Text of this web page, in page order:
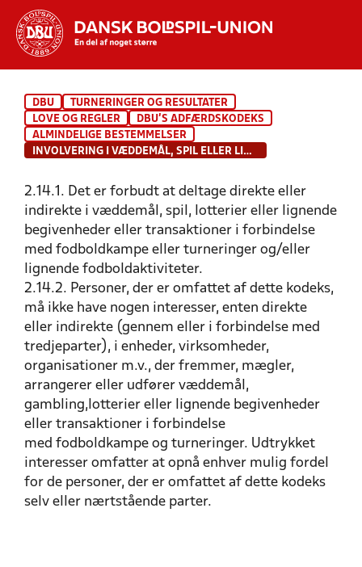
INDHOLD OG NYHEDER
STILLINGER, RESULTATER, KLUBBER OG
DBU
TURNERINGER OG RESULTATER
LOVE OG REGLER
DBU'S ADFÆRDSKODEKS
ALMINDELIGE BESTEMMELSER
INVOLVERING I VÆDDEMÅL, SPIL ELLER LIGNENDE AKTIVITETER
2.14.1. Det er forbudt at deltage direkte eller
indirekte i væddemål, spil, lotterier eller lignende
begivenheder eller transaktioner i forbindelse
med fodboldkampe eller turneringer og/eller
lignende fodboldaktiviteter.
2.14.2. Personer, der er omfattet af dette kodeks,
må ikke have nogen interesser, enten direkte
eller indirekte (gennem eller i forbindelse med
tredjeparter), i enheder, virksomheder,
organisationer m.v., der fremmer, mægler,
arrangerer eller udfører væddemål,
gambling,lotterier eller lignende begivenheder
eller transaktioner i forbindelse
med fodboldkampe og turneringer. Udtrykket
interesser omfatter at opnå enhver mulig fordel
for de personer, der er omfattet af dette kodeks
selv eller nærtstående parter.